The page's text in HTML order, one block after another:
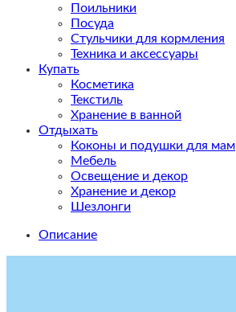
Поильники
Посуда
Стульчики для кормления
Техника и аксессуары
Купать
Косметика
Текстиль
Хранение в ванной
Отдыхать
Коконы и подушки для мам
Мебель
Освещение и декор
Хранение и декор
Шезлонги
Описание